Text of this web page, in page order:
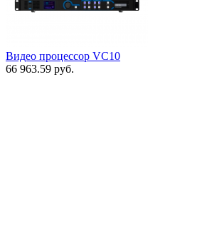
Видео процессор VC10
66 963.59 руб.